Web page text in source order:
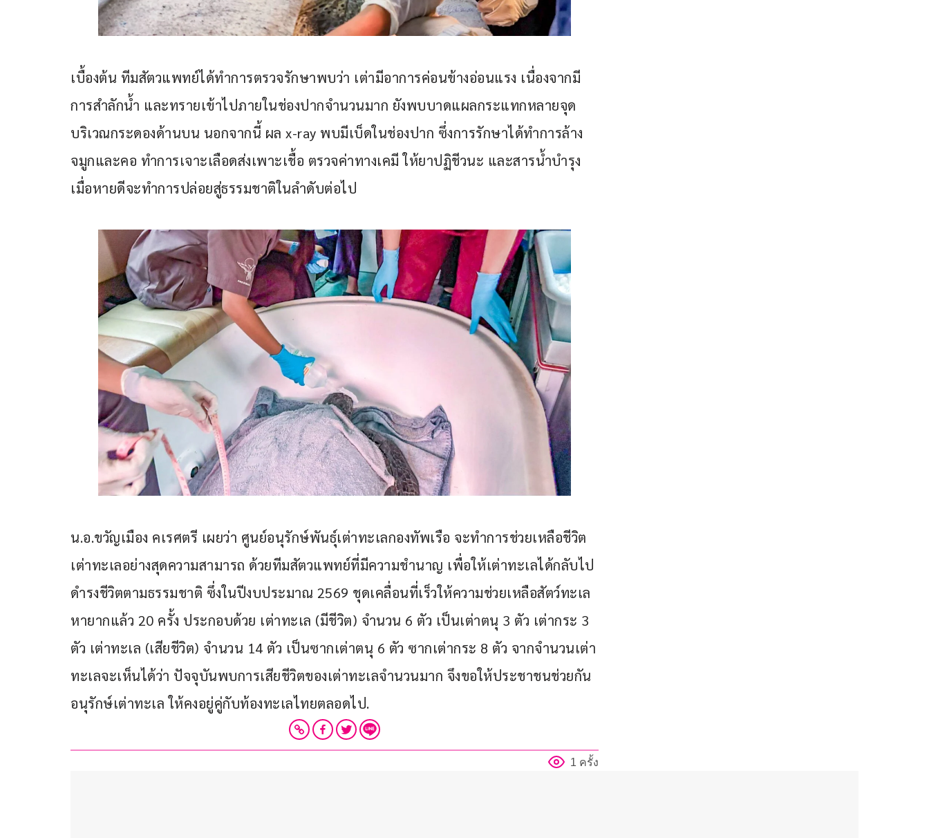
เบื้องต้น ทีมสัตวแพทย์ได้ทําการตรวจรักษาพบว่า เต่ามีอาการค่อนข้างอ่อนแรง เนื่องจากมี
การสำลักน้ำ และทรายเข้าไปภายในช่องปากจำนวนมาก ยังพบบาดแผลกระแทกหลายจุด
บริเวณกระดองด้านบน นอกจากนี้ ผล x-ray พบมีเบ็ดในช่องปาก ซึ่งการรักษาได้ทำการล้าง
จมูกและคอ ทำการเจาะเลือดส่งเพาะเชื้อ ตรวจค่าทางเคมี ให้ยาปฏิชีวนะ และสารน้ำบำรุง
เมื่อหายดีจะทำการปล่อยสู่ธรรมชาติในลำดับต่อไป
น.อ.ขวัญเมือง คเรศตรี เผยว่า ศูนย์อนุรักษ์พันธุ์เต่าทะเลกองทัพเรือ จะทําการช่วยเหลือชีวิต
เต่าทะเลอย่างสุดความสามารถ ด้วยทีมสัตวแพทย์ที่มีความชํานาญ เพื่อให้เต่าทะเลได้กลับไป
ดำรงชีวิตตามธรรมชาติ ซึ่งในปีงบประมาณ 2569 ชุดเคลื่อนที่เร็วให้ความช่วยเหลือสัตว์ทะเล
หายากแล้ว 20 ครั้ง ประกอบด้วย เต่าทะเล (มีชีวิต) จำนวน 6 ตัว เป็นเต่าตนุ 3 ตัว เต่ากระ 3
ตัว เต่าทะเล (เสียชีวิต) จำนวน 14 ตัว เป็นซากเต่าตนุ 6 ตัว ซากเต่ากระ 8 ตัว จากจํานวนเต่า
ทะเลจะเห็นได้ว่า ปัจจุบันพบการเสียชีวิตของเต่าทะเลจํานวนมาก จึงขอให้ประชาชนช่วยกัน
อนุรักษ์เต่าทะเล ให้คงอยู่คู่กับท้องทะเลไทยตลอดไป.
1 ครั้ง